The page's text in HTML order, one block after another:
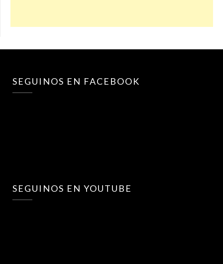
SEGUINOS EN FACEBOOK
SEGUINOS EN YOUTUBE